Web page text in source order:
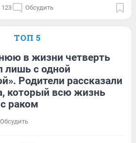
123 Обсудить
ТОП 5
в жизни четверть
лишь с одной
Родители рассказали
который всю жизнь
раком
Обсудить